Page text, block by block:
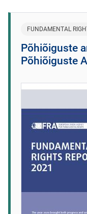
FUNDAMENTAL
Põhiõiguste
Põhiõiguste